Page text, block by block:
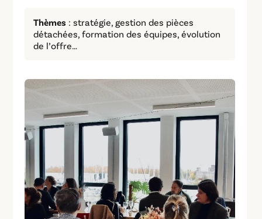
Thèmes : stratégie, gestion des pièces
détachées, formation des équipes, évolution
de l’offre…